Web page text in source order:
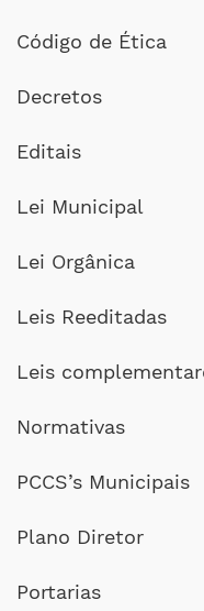
Código de Ética
Decretos
Editais
Lei Municipal
Lei Orgânica
Leis Reeditadas
Leis
Normativas
PCCS’s Municipais
Plano Diretor
Portarias